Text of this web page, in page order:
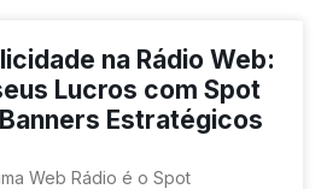
na Rádio Web:
Lucros com Spot
Estratégicos
Web Rádio é o Spot